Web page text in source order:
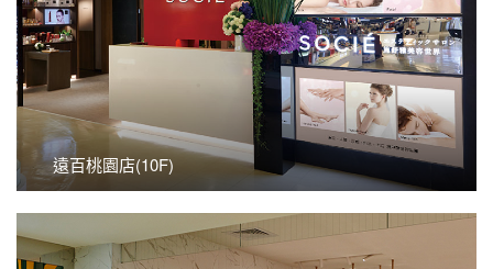
遠百桃園店(10F)
看更多
遠百桃園店(10F)